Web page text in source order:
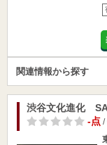
関連情報から探す
渋谷文化進化
-点/